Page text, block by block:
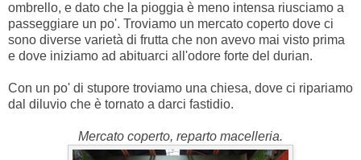
ombrello, e dato che la pioggia è meno intensa riusciamo a
passeggiare un po'. Troviamo un mercato coperto dove ci
sono diverse varietà di frutta che non avevo mai visto prima
e dove iniziamo ad abituarci all'odore forte del durian.
Con un po' di stupore troviamo una chiesa, dove ci ripariamo
dal diluvio che è tornato a darci fastidio.
Mercato coperto, reparto macelleria.